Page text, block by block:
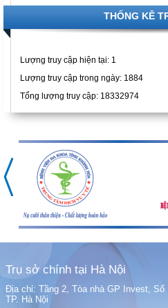
THỐNG KÊ
Lượng truy cập hiện tại: 1
Lượng truy cập trong ngày: 1884
Tổng lượng truy cập: 18332974
Trụ sở chính tại Hà Nội
Địa chỉ: Tầng 2, Tòa nhà GP Invest,
TP. Hà Nội